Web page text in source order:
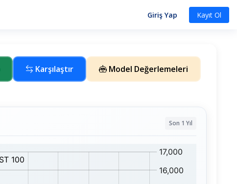
Giriş Yap Kayıt Ol
Karşılaştır Model Değerlemeleri
Son 1 Yıl